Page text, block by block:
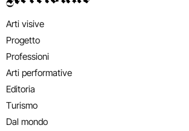
Arti visive
Progetto
Professioni
Arti performative
Editoria
Turismo
Dal mondo